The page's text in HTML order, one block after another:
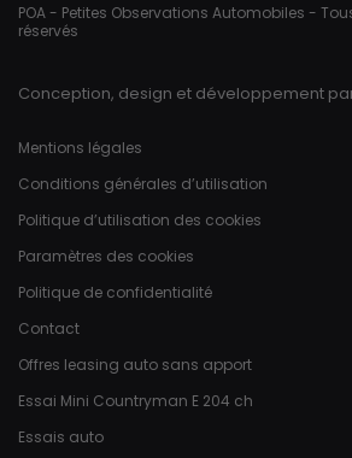
POA - Petites Observations Automobiles -
réservés
Conception, design et développement
Pied de page
Mentions légales
Conditions générales d’utilisation
Politique d’utilisation des cookies
Paramètres des cookies
Politique de confidentialité
Contact
Offres leasing auto sans apport
Essai Mini Countryman E 204 ch
Essais auto